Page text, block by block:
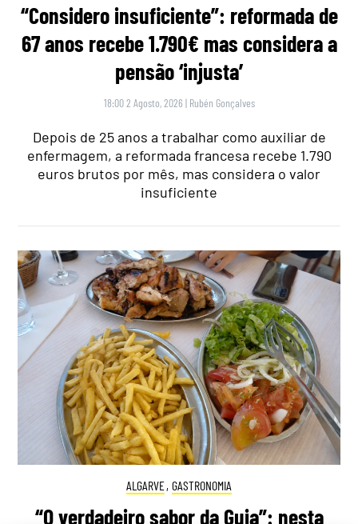
“Considero insuficiente”: reformada de
67 anos recebe 1.790€ mas considera a
pensão ‘injusta’
18:00 2 Agosto, 2026 | Rubén Gonçalves
Depois de 25 anos a trabalhar como auxiliar de
enfermagem, a reformada francesa recebe 1.790
euros brutos por mês, mas considera o valor
insuficiente
ALGARVE, GASTRONOMIA
“O verdadeiro sabor da Guia”: nesta